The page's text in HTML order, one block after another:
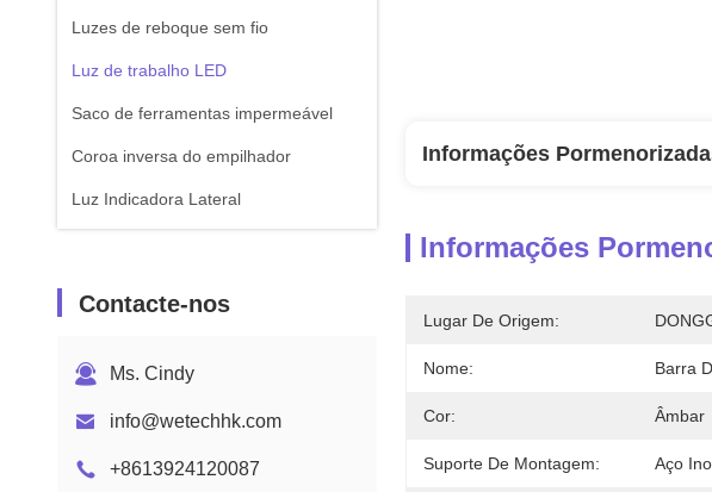
Luzes de reboque sem fio
Luz de trabalho LED
Saco de ferramentas impermeável
Coroa inversa do empilhador
Luz Indicadora Lateral
Contacte-nos
Ms. Cindy
info@wetechhk.com
+8613924120087
Informações
Informações
Lugar De Origem:
Nome: Barra
Cor: Âmbar
Suporte De Montagem: Aço